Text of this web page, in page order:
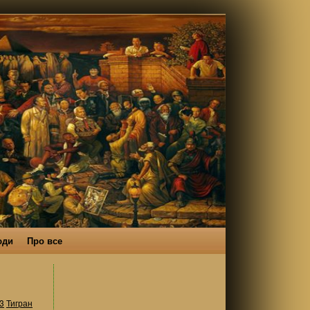
Про все
Тигран